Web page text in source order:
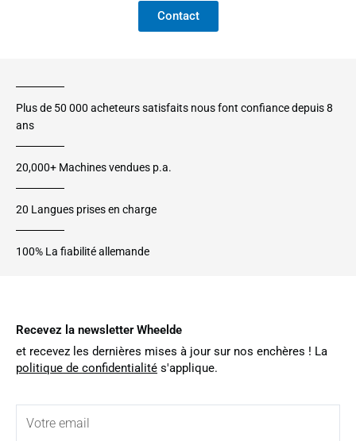
Contact
Plus de 50 000 acheteurs satisfaits nous font confiance depuis 8
ans
20,000+ Machines vendues p.a.
20 Langues prises en charge
100% La fiabilité allemande
Recevez la newsletter Wheelde
et recevez les dernières mises à jour sur nos enchères ! La
politique de confidentialité s'applique.